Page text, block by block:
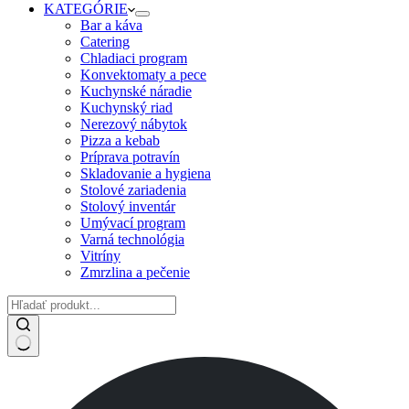
KATEGÓRIE
Bar a káva
Catering
Chladiaci program
Konvektomaty a pece
Kuchynské náradie
Kuchynský riad
Nerezový nábytok
Pizza a kebab
Príprava potravín
Skladovanie a hygiena
Stolové zariadenia
Stolový inventár
Umývací program
Varná technológia
Vitríny
Zmrzlina a pečenie